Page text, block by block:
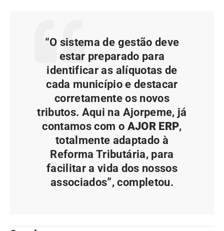
“O sistema de gestão deve
estar preparado para
identificar as alíquotas de
cada município e destacar
corretamente os novos
tributos. Aqui na Ajorpeme, já
contamos com o AJOR ERP,
totalmente adaptado à
Reforma Tributária, para
facilitar a vida dos nossos
associados”, completou.